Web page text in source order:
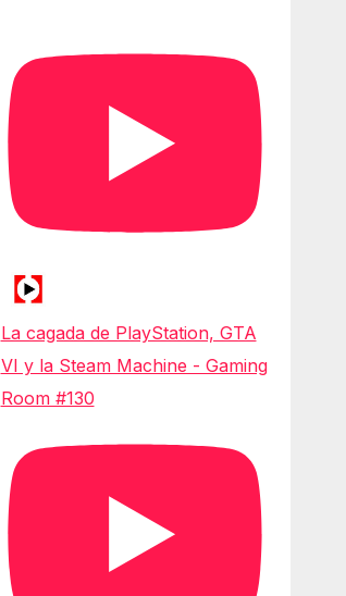
La cagada de PlayStation, GTA
VI y la Steam Machine - Gaming
Room #130